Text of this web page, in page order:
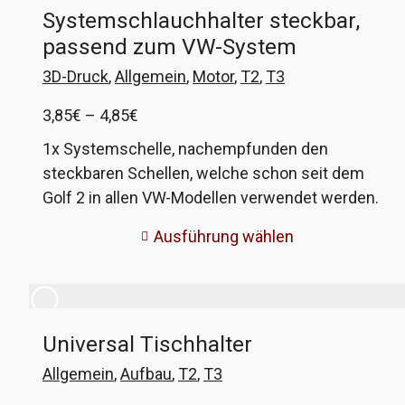
Systemschlauchhalter steckbar,
passend zum VW-System
3D-Druck,Allgemein, Motor,T2,T3
3,85€ – 4,85€
3,85€
bis
4,85€
1x Systemschelle, nachempfunden den
steckbaren Schellen, welche schon seit dem
Golf 2 in allen VW-Modellen verwendet werden.
Stecken miteinander verbunden werden. Dabei
meiner Version auch wieder problemlos zu
entfernen ist. Bitte beachten! Der hier
Ausführung wählen
Universal Tischhalter
Allgemein,Aufbau,T2,T3